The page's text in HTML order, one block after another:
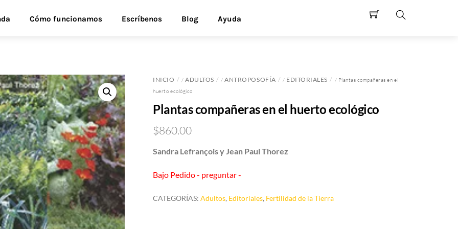
Cómo funcionamos Escríbenos Blog Ayuda
INICIO /ADULTOS /ANTROPOSOFÍA / EDITORIALES
/ Plantas compañeras en el
huerto ecológico
Plantas compañeras en el huerto ecológico
$860.00
Sandra Lefrançois y Jean Paul Thorez
Bajo Pedido - preguntar -
CATEGORÍAS:Adultos, Editoriales, Fertilidad de la Tierra